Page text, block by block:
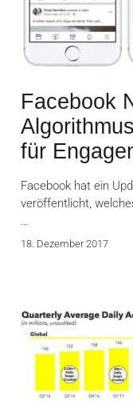
Facebook
für
Facebook hat ein
veröffentlicht,
…
18. Dezember 2017